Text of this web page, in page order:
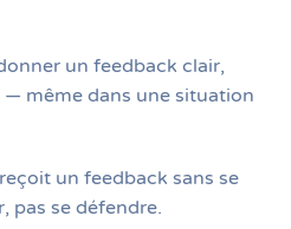
un feedback clair,
même dans une situation
un feedback sans se
pas se défendre.